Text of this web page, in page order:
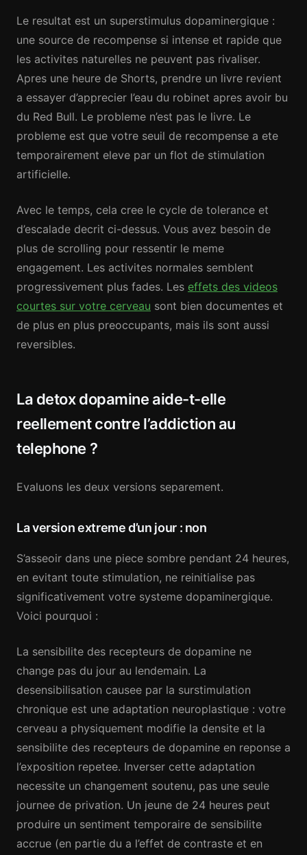
Le resultat est un superstimulus dopaminergique :
une source de recompense si intense et rapide que
les activites naturelles ne peuvent pas rivaliser.
Apres une heure de Shorts, prendre un livre revient
a essayer d’apprecier l’eau du robinet apres avoir bu
du Red Bull. Le probleme n’est pas le livre. Le
probleme est que votre seuil de recompense a ete
temporairement eleve par un flot de stimulation
artificielle.
Avec le temps, cela cree le cycle de tolerance et
d’escalade decrit ci-dessus. Vous avez besoin de
plus de scrolling pour ressentir le meme
engagement. Les activites normales semblent
progressivement plus fades. Les effets des videos
courtes sur votre cerveau sont bien documentes et
de plus en plus preoccupants, mais ils sont aussi
reversibles.
La detox dopamine aide-t-elle
reellement contre l’addiction au
telephone ?
Evaluons les deux versions separement.
La version extreme d’un jour : non
S’asseoir dans une piece sombre pendant 24 heures,
en evitant toute stimulation, ne reinitialise pas
significativement votre systeme dopaminergique.
Voici pourquoi :
La sensibilite des recepteurs de dopamine ne
change pas du jour au lendemain. La
desensibilisation causee par la surstimulation
chronique est une adaptation neuroplastique : votre
cerveau a physiquement modifie la densite et la
sensibilite des recepteurs de dopamine en reponse a
l’exposition repetee. Inverser cette adaptation
necessite un changement soutenu, pas une seule
journee de privation. Un jeune de 24 heures peut
produire un sentiment temporaire de sensibilite
accrue (en partie du a l’effet de contraste et en